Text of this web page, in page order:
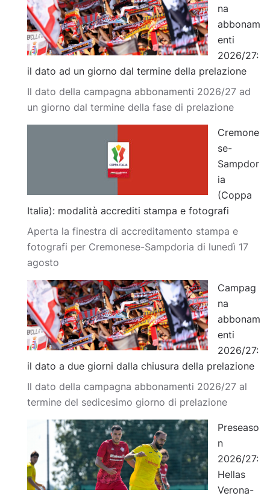
na
abbonam
enti
2026/27:
il dato ad un giorno dal termine della prelazione
Il dato della campagna abbonamenti 2026/27 ad
un giorno dal termine della fase di prelazione
Cremone
se-
Sampdor
ia
(Coppa
Italia): modalità accrediti stampa e fotografi
Aperta la finestra di accreditamento stampa e
fotografi per Cremonese-Sampdoria di lunedì 17
agosto
Campag
na
abbonam
enti
2026/27:
il dato a due giorni dalla chiusura della prelazione
Il dato della campagna abbonamenti 2026/27 al
termine del sedicesimo giorno di prelazione
Preseaso
n
2026/27:
Hellas
Verona-